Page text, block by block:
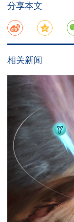
分享本文
相关新闻